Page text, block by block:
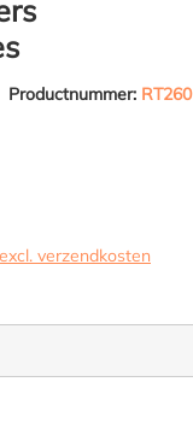
Productnummer: RT260
excl. verzendkosten